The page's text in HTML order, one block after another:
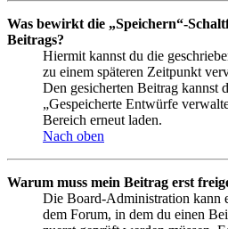
Was bewirkt die „Speichern“-
Beitrags?
Hiermit kannst du die
zu einem späteren Zeitpunkt
Den gesicherten Beitrag kannst
„Gespeicherte Entwürfe
Bereich erneut laden.
Nach oben
Warum muss mein Beitrag erst
Die Board-Administration kann
dem Forum, in dem du einen